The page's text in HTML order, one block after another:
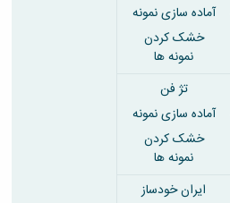
آماده سازی نمونه
خشک کردن
نمونه ها
تژ فن
آماده سازی نمونه
خشک کردن
نمونه ها
ایران خودساز